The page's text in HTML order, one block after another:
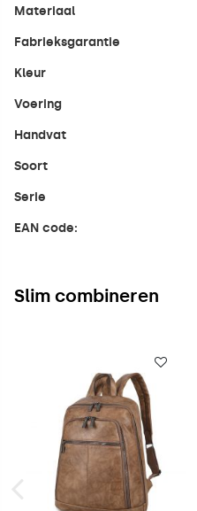
Materiaal
Fabrieksgarantie
Kleur
Voering
Handvat
Soort
Serie
EAN code:
Slim combineren